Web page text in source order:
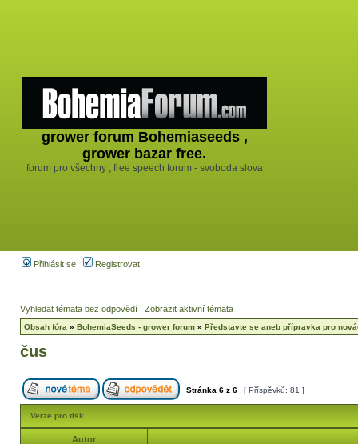
grower forum Bohemiaseeds ,
grower bazar free.
forum pro všechny , free speech forum - svoboda slova
Přihlásit se Registrovat
Vyhledat témata bez odpovědí | Zobrazit aktivní témata
Obsah fóra » BohemiaSeeds - grower forum » Představte se aneb přípravka pro
čus
Stránka 6 z 6 [ Příspěvků: 81 ]
Verze pro tisk
Autor